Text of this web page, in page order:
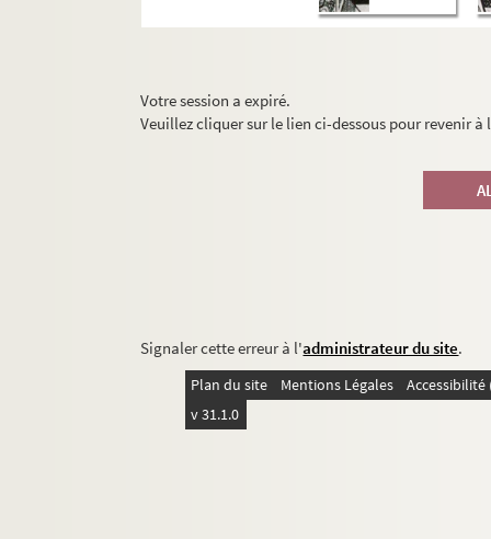
Votre session a expiré.
Veuillez cliquer sur le lien ci-dessous pour revenir
Signaler cette erreur à l'administrateur du site.
Plan du site Mentions Légales
v 31.1.0